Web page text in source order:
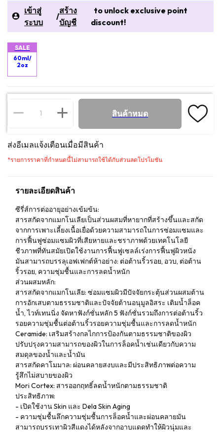
เข้าสู่
ระบบ
/
สร้าง
บัญชี
to unlock exclusive point
discount!
SALE
60ml/
2oz
สินค้าหมด
ส่งอีเมลแจ้งเตือนเมื่อมีสินค้า
*รายการราคาที่กำหนดนี้ไม่สามารถใช้ได้กับส่วนลดโปรโมชัน
รายละเอียดสินค้า
ซีรี่ส์การต่ออายุอย่างเข้มข้น:
สารสกัดจากแมกโนเลียเป็นส่วนผสมที่หายากที่สร้างขึ้นและสกัด
จากการเพาะเลี้ยงเนื้อเยื่อด้วยความสามารถในการซ่อมแซมและ
การฟื้นฟูซ่อมแซมผิวที่เสียหายและชราภาพด้วยเทคโนโลยี
ชีวภาพที่ทันสมัยเปิดใช้งานการฟื้นฟูเซลล์เร่งการฟื้นฟูผิวหนัง
มันสามารถบรรลุเอฟเฟกต์ห้าอย่าง: ต่อต้านริ้วรอย, อวบ, ต่อต้าน
ริ้วรอย, ความชุ่มชื้นและการลดน้ำหนัก
ส่วนผสมหลัก:
สารสกัดจากแมกโนเลีย: ซ่อมแซมผิวมีปัจจัยกระตุ้นส่วนผสมต้าน
การอักเสบตามธรรมชาติและปัจจัยต้านอนุมูลอิสระ เติมน้ำล็อค
น้ำ, ไวท์เทนนิ่ง จัดหาฟังก์ชั่นหลัก 5 ฟังก์ชั่นรวมถึงการต่อต้านริ้ว
รอยความชุ่มชื้นต่อต้านริ้วรอยความชุ่มชื้นและการลดน้ำหนัก
Ceramide: เสริมสร้างกลไกการป้องกันตามธรรมชาติของผิว
ปรับปรุงความสามารถของผิวในการล็อคน้ำเช่นเดียวกับความ
สมดุลของน้ำและน้ำมัน
สารสกัดคาโมมาล: ผ่อนคลายสงบและมีประสิทธิภาพต่อความ
รู้สึกไม่สบายของผิว
Mori Cortex: สารออกฤทธิ์ลดน้ำหนักตามธรรมชาติ
ประสิทธิภาพ:
- เปิดใช้งาน Skin และ Dela Skin Aging
- ความชุ่มชื้นลึกความชุ่มชื้นการล็อคน้ำและผ่อนคลายมัน
สามารถบรรเทาผิวสีแดงได้หลังจากอาบแดดทำให้ผิวนุ่มและ